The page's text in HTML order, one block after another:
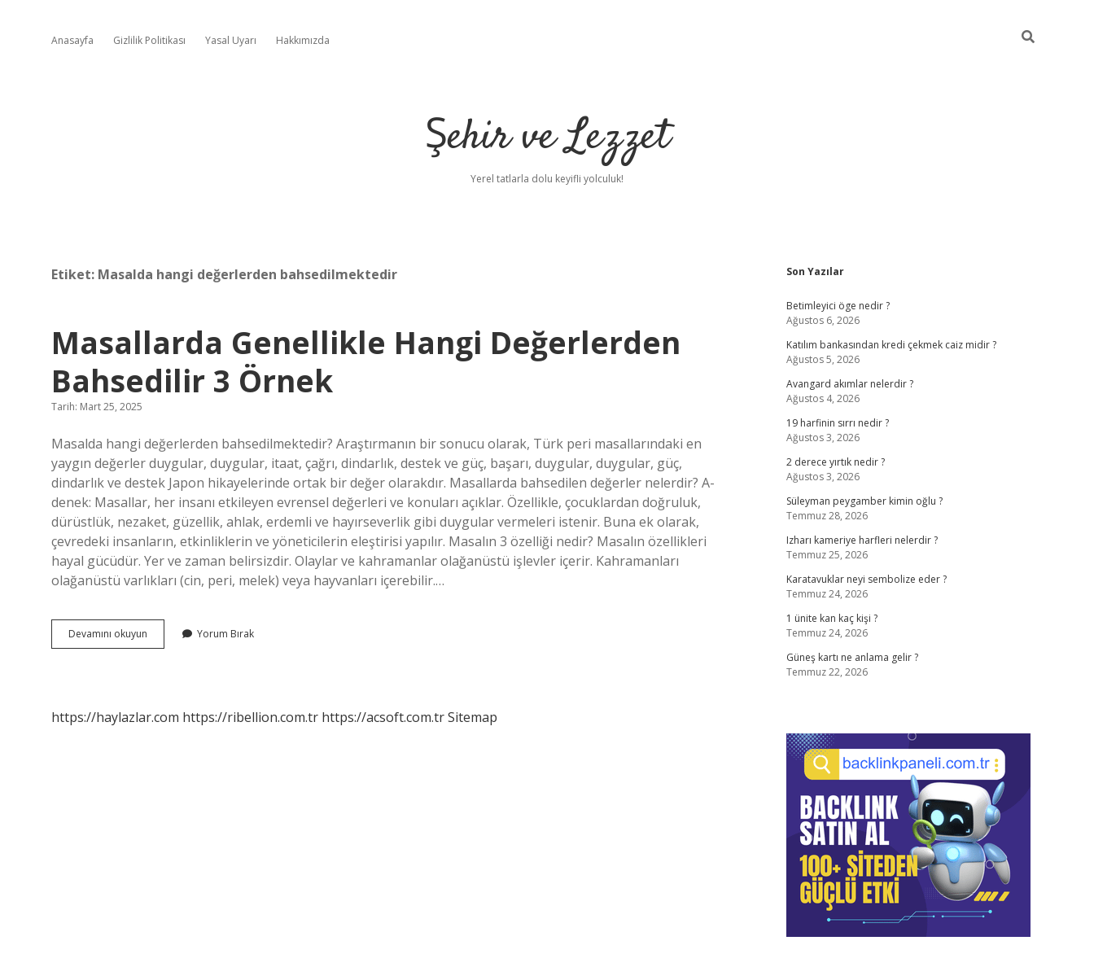
Anasayfa Gizlilik Politikası Yasal Uyarı Hakkımızda
Şehir ve Lezzet
Yerel tatlarla dolu keyifli yolculuk!
Etiket: Masalda hangi değerlerden bahsedilmektedir
Masallarda Genellikle Hangi Değerlerden
Bahsedilir 3 Örnek
Tarih: Mart 25, 2025
Masalda hangi değerlerden bahsedilmektedir? Araştırmanın bir sonucu olarak, Türk peri masallarındaki en
yaygın değerler duygular, duygular, itaat, çağrı, dindarlık, destek ve güç, başarı, duygular, duygular, güç,
dindarlık ve destek Japon hikayelerinde ortak bir değer olarakdır. Masallarda bahsedilen değerler nelerdir? A-
denek: Masallar, her insanı etkileyen evrensel değerleri ve konuları açıklar. Özellikle, çocuklardan doğruluk,
dürüstlük, nezaket, güzellik, ahlak, erdemli ve hayırseverlik gibi duygular vermeleri istenir. Buna ek olarak,
çevredeki insanların, etkinliklerin ve yöneticilerin eleştirisi yapılır. Masalın 3 özelliği nedir? Masalın özellikleri
hayal gücüdür. Yer ve zaman belirsizdir. Olaylar ve kahramanlar olağanüstü işlevler içerir. Kahramanları
olağanüstü varlıkları (cin, peri, melek) veya hayvanları içerebilir.…
Devamını okuyun Masallarda
Genellikle
Örnek
Yorum Bırak
https://haylazlar.com https://ribellion.com.tr https://acsoft.com.trSitemap
Sidebar
Son Yazılar
Betimleyici öge nedir ?
Ağustos 6, 2026
Katılım bankasından kredi çekmek caiz midir ?
Ağustos 5, 2026
Avangard akımlar nelerdir ?
Ağustos 4, 2026
19 harfinin sırrı nedir ?
Ağustos 3, 2026
2 derece yırtık nedir ?
Ağustos 3, 2026
Süleyman peygamber kimin oğlu ?
Temmuz 28, 2026
Izharı kameriye harfleri nelerdir ?
Temmuz 25, 2026
Karatavuklar neyi sembolize eder ?
Temmuz 24, 2026
1 ünite kan kaç kişi ?
Temmuz 24, 2026
Güneş kartı ne anlama gelir ?
Temmuz 22, 2026